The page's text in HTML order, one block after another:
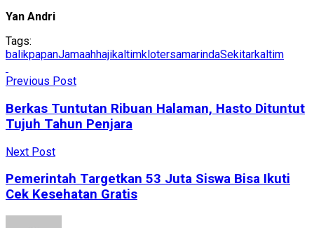
Yan Andri
Tags:
balikpapanJamaahhajikaltimklotersamarindaSekitarkaltim
Previous Post
Berkas Tuntutan Ribuan Halaman, Hasto Dituntut
Tujuh Tahun Penjara
Next Post
Pemerintah Targetkan 53 Juta Siswa Bisa Ikuti
Cek Kesehatan Gratis